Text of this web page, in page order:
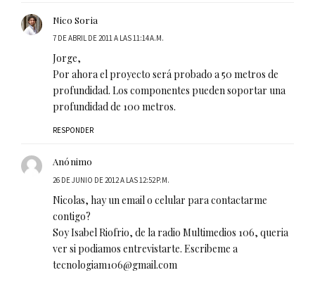
Nico Soria
7 DE ABRIL DE 2011 A LAS 11:14 A.M.
Jorge,
Por ahora el proyecto será probado a 50 metros de
profundidad. Los componentes pueden soportar una
profundidad de 100 metros.
RESPONDER
Anónimo
26 DE JUNIO DE 2012 A LAS 12:52 P.M.
Nicolas, hay un email o celular para contactarme
contigo?
Soy Isabel Riofrio, de la radio Multimedios 106, queria
ver si podiamos entrevistarte. Escribeme a
tecnologiam106@gmail.com